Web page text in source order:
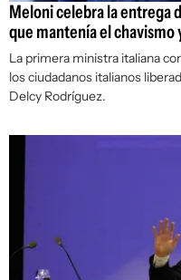
Meloni celebra la entrega
que mantenía el chavismo
La primera ministra italiana
los ciudadanos italianos
Delcy Rodríguez.